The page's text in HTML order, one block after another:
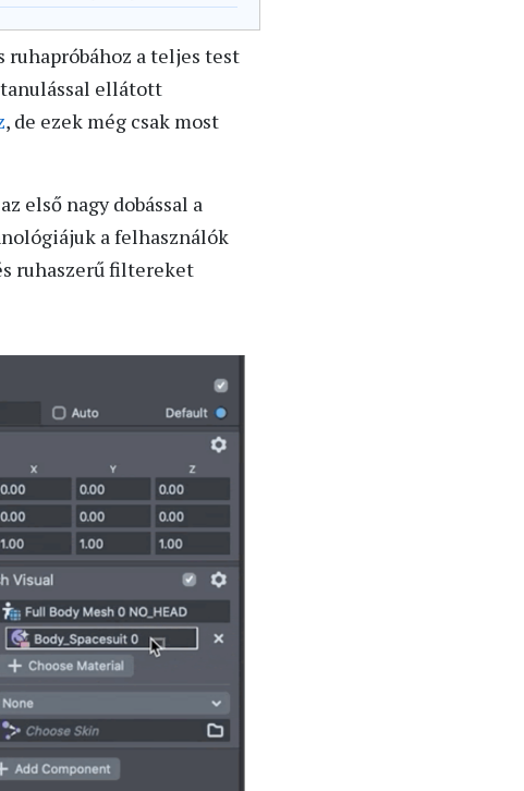
a teljes test
ellátott
, de ezek még csak most
első nagy dobással a
a felhasználók
ruhaszerű filtereket